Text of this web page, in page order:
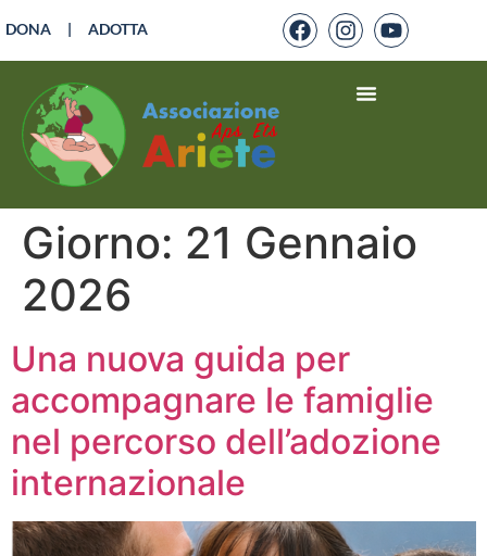
DONA | ADOTTA
Giorno: 21 Gennaio
2026
Una nuova guida per
accompagnare le famiglie
nel percorso dell’adozione
internazionale